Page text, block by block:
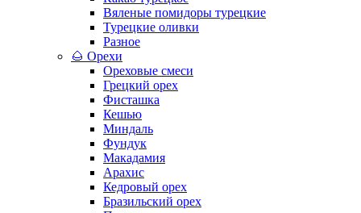
Вяленые помидоры турецкие
Турецкие оливки
Разное
🌰 Орехи
Ореховые смеси
Грецкий орех
Фисташка
Кешью
Миндаль
Фундук
Макадамия
Арахис
Кедровый орех
Бразильский орех